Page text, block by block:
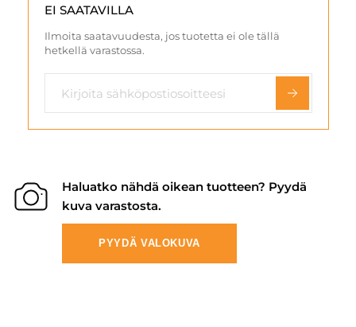
EI SAATAVILLA
Ilmoita saatavuudesta, jos tuotetta ei ole tällä
hetkellä varastossa.
Haluatko nähdä oikean tuotteen? Pyydä
kuva varastosta.
PYYDÄ VALOKUVA